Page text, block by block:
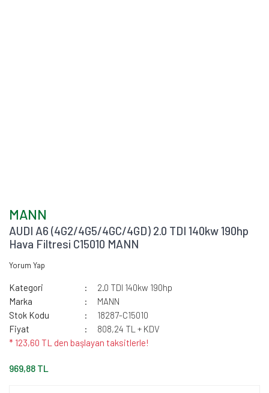
MANN
AUDI A6 (4G2/4G5/4GC/4GD) 2.0 TDI 140kw 190hp
Hava Filtresi C15010 MANN
Yorum Yap
Kategori
2.0 TDI 140kw 190hp
Marka
MANN
Stok Kodu
18287-C15010
Fiyat
808,24 TL + KDV
* 123,60 TL den başlayan taksitlerle!
969,88 TL